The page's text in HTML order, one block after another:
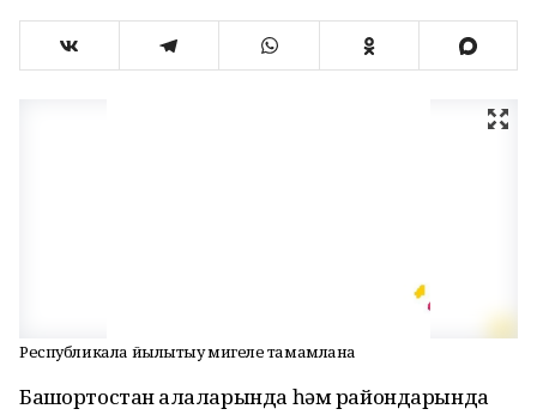
Республикала йылытыу миҙгеле тамамлана
Башҡортостан ҡалаларында һәм райондарында